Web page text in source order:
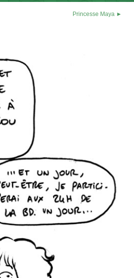
Princesse Maya ►